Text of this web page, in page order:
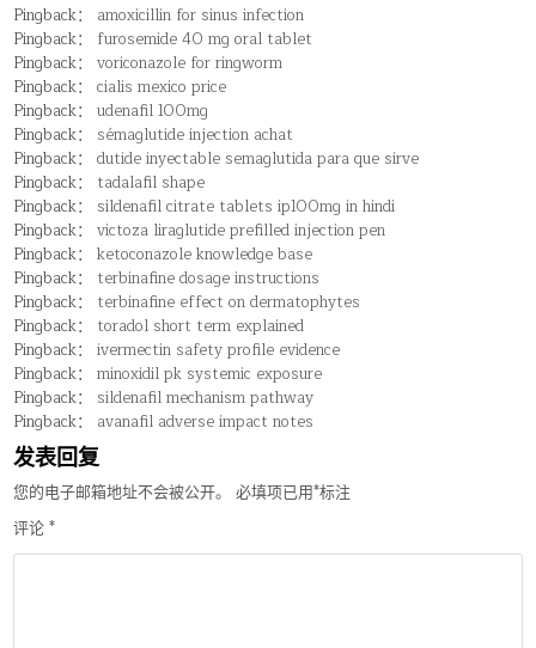
Pingback： amoxicillin for sinus infection
Pingback： furosemide 40 mg oral tablet
Pingback：voriconazole for ringworm
Pingback：cialis mexico price
Pingback：udenafil 100mg
Pingback： sémaglutide injection achat
Pingback：dutide inyectable semaglutida para que sirve
Pingback： tadalafil shape
Pingback： sildenafil citrate tablets ip100mg in hindi
Pingback：victoza liraglutide prefilled injection pen
Pingback：ketoconazole knowledge base
Pingback： terbinafine dosage instructions
Pingback： terbinafine effect on dermatophytes
Pingback： toradol short term explained
Pingback：ivermectin safety profile evidence
Pingback：minoxidil pk systemic exposure
Pingback： sildenafil mechanism pathway
Pingback： avanafil adverse impact notes
发表回复
您的电子邮箱地址不会被公开。 必填项已用*标注
评论*